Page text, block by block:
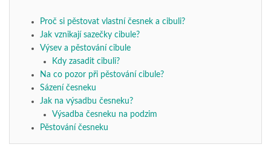
Proč si pěstovat vlastní česnek a cibuli?
Jak vznikají sazečky cibule?
Výsev a pěstování cibule
Kdy zasadit cibuli?
Na co pozor při pěstování cibule?
Sázení česneku
Jak na výsadbu česneku?
Výsadba česneku na podzim
Pěstování česneku